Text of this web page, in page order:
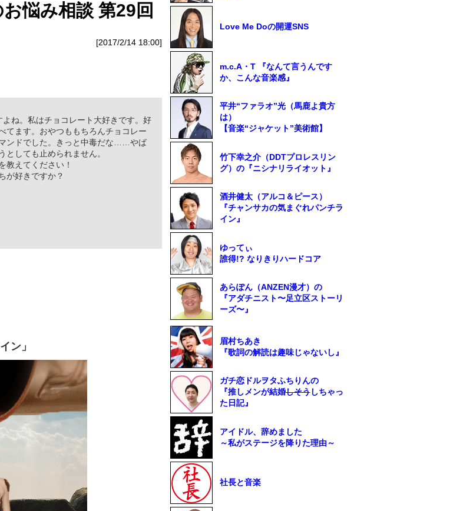
悩み相談 第29回
[2017/2/14 18:00]
ね。私はチョコレート大好きです。好
てます。おやつももちろんチョコレー
ンドでした。きっと中毒だな……やば
しても止められません。
教えてください！
が好きですか？
ン」
Love Me Doの開運SNS
m.c.A・T 『なんて言うんです
か、こんな音楽感』
平井“ファラオ”光（馬鹿よ貴方
は）
【音楽“ジャケット”美術館】
竹下幸之介（DDTプロレスリン
グ）の『ニシナリライオット』
酒井健太（アルコ＆ピース）
『チャンサカの気まぐれパンチラ
イン』
ゆってぃ
誰得!? なりきりハードコア
あらぽん（ANZEN漫才）の
『アダチニスト〜足立区ストーリ
ーズ〜』
眉村ちあき
『歌詞の解読は趣味じゃないし』
ガチ恋ドルヲタふちりんの
『推しメンが結婚しそうしちゃっ
た日記』
アイドル、辞めました
～私がステージを降りた理由～
社長と音楽